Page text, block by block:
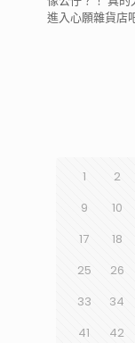
進入心願雜貨店
1 2
9
10
17
18
25
26
33
34
41
42